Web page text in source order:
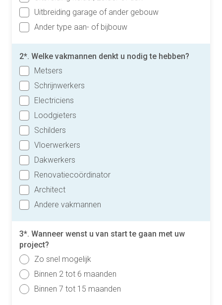
Uitbreiding garage of ander gebouw
Ander type aan- of bijbouw
2*. Welke vakmannen denkt u nodig te hebben?
Metsers
Schrijnwerkers
Electriciens
Loodgieters
Schilders
Vloerwerkers
Dakwerkers
Renovatiecoördinator
Architect
Andere vakmannen
3*. Wanneer wenst u van start te gaan met uw
project?
Zo snel mogelijk
Binnen 2 tot 6 maanden
Binnen 7 tot 15 maanden